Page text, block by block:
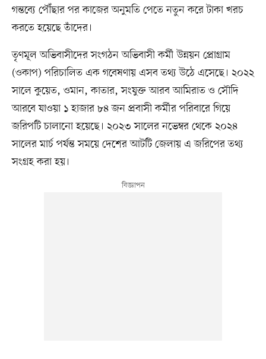
গন্তব্যে পৌঁছার পর কাজের অনুমতি পেতে নতুন করে টাকা খরচ
করতে হয়েছে তাঁদের।
তৃণমূল অভিবাসীদের সংগঠন অভিবাসী কর্মী উন্নয়ন প্রোগ্রাম
(ওকাপ) পরিচালিত এক গবেষণায় এসব তথ্য উঠে এসেছে। ২০২২
সালে কুয়েত, ওমান, কাতার, সংযুক্ত আরব আমিরাত ও সৌদি
আরবে যাওয়া ১ হাজার ৮৪ জন প্রবাসী কর্মীর পরিবারে গিয়ে
জরিপটি চালানো হয়েছে। ২০২৩ সালের নভেম্বর থেকে ২০২৪
সালের মার্চ পর্যন্ত সময়ে দেশের আটটি জেলায় এ জরিপের তথ্য
সংগ্রহ করা হয়।